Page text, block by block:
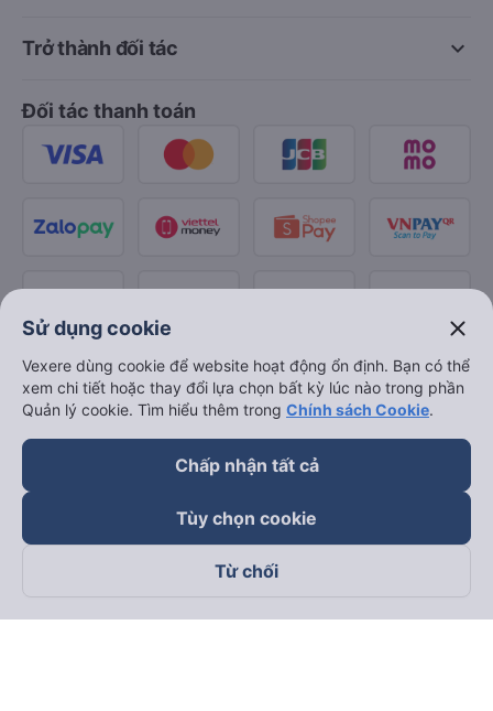
keyboard_arrow_down
Trở thành đối tác
Đối tác thanh toán
Theo dõi chúng tôi trên
Sử dụng cookie close
Vexere dùng cookie để website hoạt động ổn định. Bạn có thể
xem chi tiết hoặc thay đổi lựa chọn bất kỳ lúc nào trong phần
Quản lý cookie. Tìm hiểu thêm trong Chính sách Cookie.
Chấp nhận tất cả
Tùy chọn cookie
Từ chối